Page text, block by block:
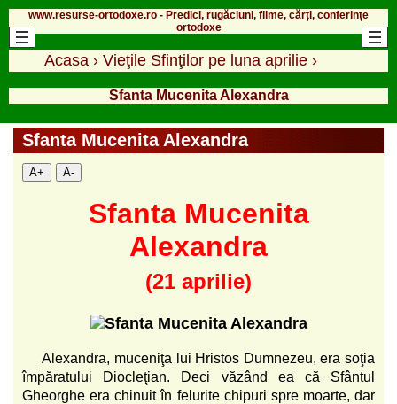
www.resurse-ortodoxe.ro - Predici, rugăciuni, filme, cărți, conferințe
ortodoxe
Acasa › Vieţile Sfinţilor pe luna aprilie ›
Sfanta Mucenita Alexandra
Sfanta Mucenita Alexandra
A+ A-
Sfanta Mucenita
Alexandra
(21 aprilie)
Alexandra, muceniţa lui Hristos Dumnezeu, era soţia
împă­ratului Diocleţian. Deci văzând ea că Sfântul
Gheorghe era chinuit în felurite chipuri spre moarte, dar